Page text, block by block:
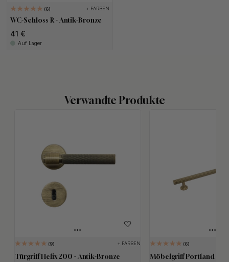
6 + FARBEN
WC-Schloss R - Antik-Bronze
41 €
Auf Lager
Verwandte Produkte
9 + FARBEN
Türgriff Helix 200 - Antik-Bronze
6
Möbelgriff Portland -